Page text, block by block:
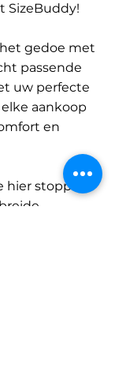
SizeBuddy!
gedoe met
passende
uw perfecte
aankoop
en
hier stoppen?